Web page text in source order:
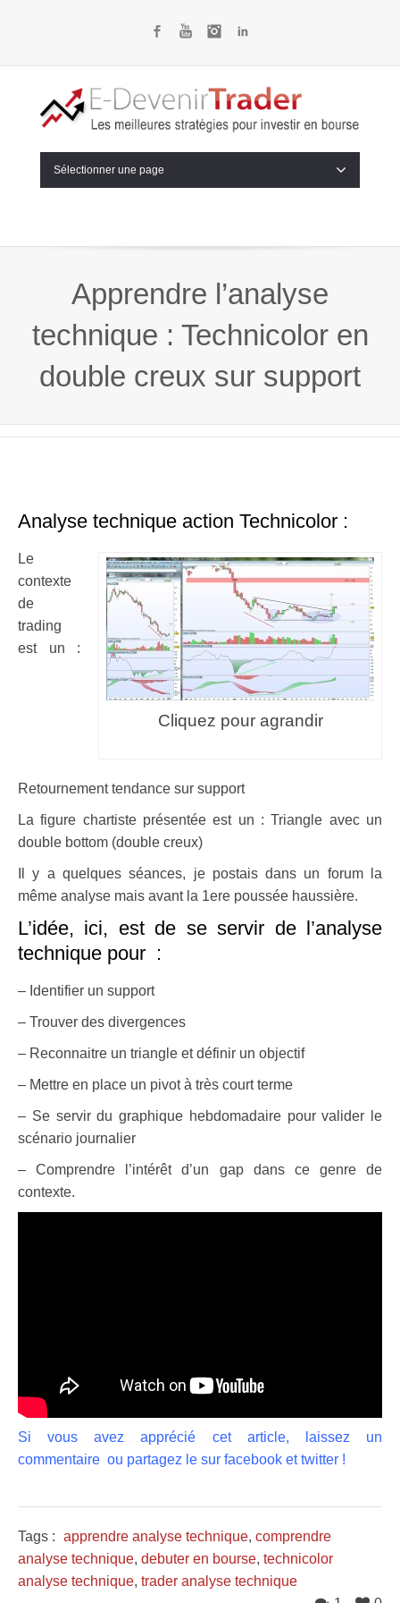
FacebookYouTubeInstagram
Sélectionner une page
Apprendre l’analyse
technique : Technicolor en
double creux sur support
Analyse technique action Technicolor :
Cliquez pour agrandir
Le
contexte
de
trading
est un :
Retournement tendance sur support
La figure chartiste présentée est un : Triangle avec un
double bottom (double creux)
Il y a quelques séances, je postais dans un forum la
même analyse mais avant la 1ere poussée haussière.
L’idée, ici, est de se servir de l’analyse
technique pour :
– Identifier un support
– Trouver des divergences
– Reconnaitre un triangle et définir un objectif
– Mettre en place un pivot à très court terme
– Se servir du graphique hebdomadaire pour valider le
scénario journalier
– Comprendre l’intérêt d’un gap dans ce genre de
contexte.
Si vous avez apprécié cet article, laissez un
commentaire ou partagez le sur facebook et twitter !
Tags : apprendre analyse technique, comprendre
analyse technique, debuter en bourse, technicolor
analyse technique, trader analyse technique